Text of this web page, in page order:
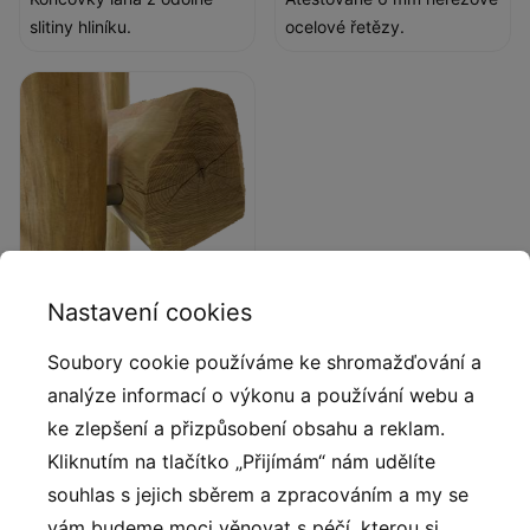
slitiny hliníku.
ocelové řetězy.
Přírodní kulatina Robinia z
evropských plantáží s
certifikátem FSC, který
zaručuje, že výrobky
pocházejí z odpovědně
obhospodařovaných lesů.
Nastavení cookies
Soubory cookie používáme ke shromažďování a
analýze informací o výkonu a používání webu a
ke zlepšení a přizpůsobení obsahu a reklam.
Kliknutím na tlačítko „Přijímám“ nám udělíte
souhlas s jejich sběrem a zpracováním a my se